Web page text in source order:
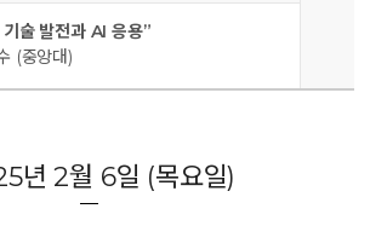
술 발전과 AI 응용”
(중앙대)
년 2월 6일 (목요일)